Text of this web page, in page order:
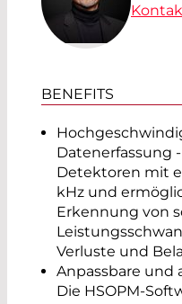
BENEFITS
Datenerfassung
Detektoren mit
kHz und
Erkennung von
Verluste und
Anpassbare und
Die HSOPM-